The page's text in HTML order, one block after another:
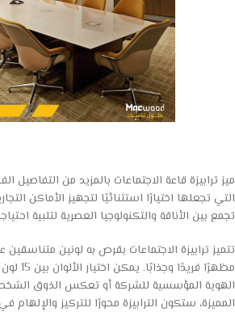
ميز ترابيزة قاعة الاجتماعات بالمزيد من التفاصيل
التي تجعلها اختيارًا استثنائيًا لتجهيز الأماكن
تجمع بين الأناقة والتكنولوجيا العصرية لتلبية
تتميز ترابيزة الاجتماعات بقرص به لونين
مظهرًا
الهوية المؤسسية للشركة أو تعكس الذوق
المميزة، ستكون الترابيزة محورًا للتركيز